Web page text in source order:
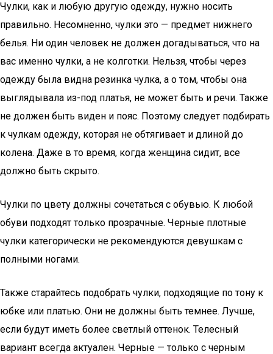
Чулки, как и любую другую одежду, нужно носить
правильно. Несомненно, чулки это — предмет нижнего
белья. Ни один человек не должен догадываться, что на
вас именно чулки, а не колготки. Нельзя, чтобы через
одежду была видна резинка чулка, а о том, чтобы она
выглядывала из-под платья, не может быть и речи. Также
не должен быть виден и пояс. Поэтому следует подбирать
к чулкам одежду, которая не обтягивает и длиной до
колена. Даже в то время, когда женщина сидит, все
должно быть скрыто.
Чулки по цвету должны сочетаться с обувью. К любой
обуви подходят только прозрачные. Черные плотные
чулки категорически не рекомендуются девушкам с
полными ногами.
Также старайтесь подобрать чулки, подходящие по тону к
юбке или платью. Они не должны быть темнее. Лучше,
если будут иметь более светлый оттенок. Телесный
вариант всегда актуален. Черные — только с черным